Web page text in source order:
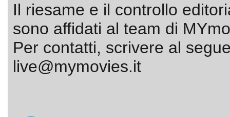
Il riesame e il controllo
sono affidati al team di
Per contatti, scrivere al
live@mymovies.it